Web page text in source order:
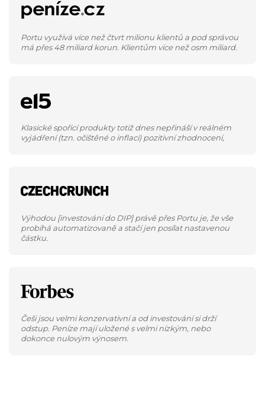
Portu využívá více než čtvrt milionu klientů a pod správou
má přes 48 miliard korun. Klientům více než osm miliard.
Klasické spořicí produkty totiž dnes nepřináší v reálném
vyjádření (tzn. očištěné o inflaci) pozitivní zhodnocení,
Výhodou [investování do DIP] právě přes Portu je, že vše
probíhá automatizovaně a stačí jen posílat nastavenou
částku.
Češi jsou velmi konzervativní a od investování si drží
odstup. Peníze mají uložené s velmi nízkým, nebo
dokonce nulovým výnosem.